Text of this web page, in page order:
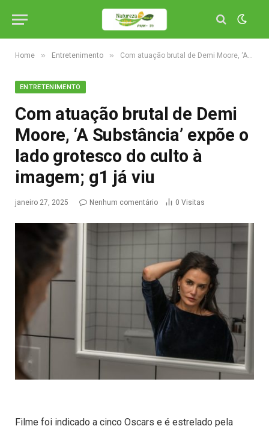
Home » Entretenimento » Com atuação brutal de Demi Moore, ‘A Substância’ expõe o lado grotesco do culto à imagem; g1 já viu
ENTRETENIMENTO
Com atuação brutal de Demi
Moore, ‘A Substância’ expõe o
lado grotesco do culto à
imagem; g1 já viu
janeiro 27, 2025 Nenhum comentário 0 Visitas
Filme foi indicado a cinco Oscars e é estrelado pela